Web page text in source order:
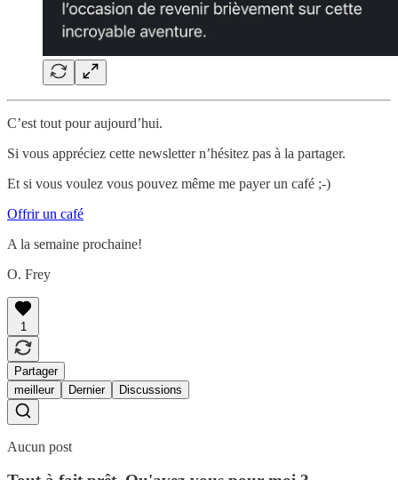
C’est tout pour aujourd’hui.
Si vous appréciez cette newsletter n’hésitez pas à la partager.
Et si vous voulez vous pouvez même me payer un café ;-)
Offrir un café
A la semaine prochaine!
O. Frey
1
Partager
meilleur
Dernier Discussions
Aucun post